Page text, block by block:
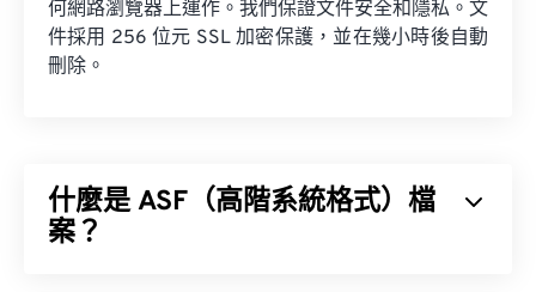
何網路瀏覽器上運作。我們保證文件安全和隱私。文
件採用 256 位元 SSL 加密保護，並在幾小時後自動
刪除。
什麼是 ASF（高階系統格式）檔
案？